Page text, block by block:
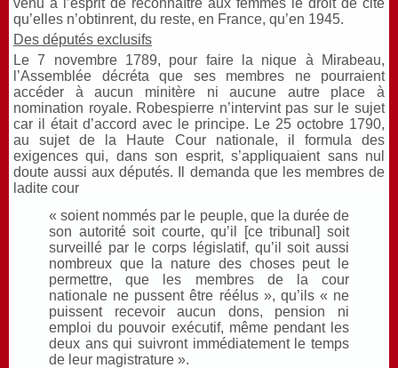
venu à l’esprit de reconnaître aux femmes le droit de cité
qu’elles n’obtinrent, du reste, en France, qu’en 1945.
Des députés exclusifs
Le 7 novembre 1789, pour faire la nique à Mirabeau,
l’Assemblée décréta que ses membres ne pourraient
accéder à aucun minitère ni aucune autre place à
nomination royale. Robespierre n’intervint pas sur le sujet
car il était d’accord avec le principe. Le 25 octobre 1790,
au sujet de la Haute Cour nationale, il formula des
exigences qui, dans son esprit, s’appliquaient sans nul
doute aussi aux députés. Il demanda que les membres de
ladite cour
« soient nommés par le peuple, que la durée de
son autorité soit courte, qu’il [ce tribunal] soit
surveillé par le corps législatif, qu’il soit aussi
nombreux que la nature des choses peut le
permettre, que les membres de la cour
nationale ne pussent être réélus », qu’ils « ne
puissent recevoir aucun dons, pension ni
emploi du pouvoir exécutif, même pendant les
deux ans qui suivront immédiatement le temps
de leur magistrature ».